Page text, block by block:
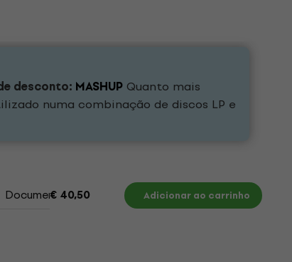
desconto: MASHUP Quanto mais
numa combinação de discos LP e
Documentos
€ 40,50 Adicionar ao carrinho